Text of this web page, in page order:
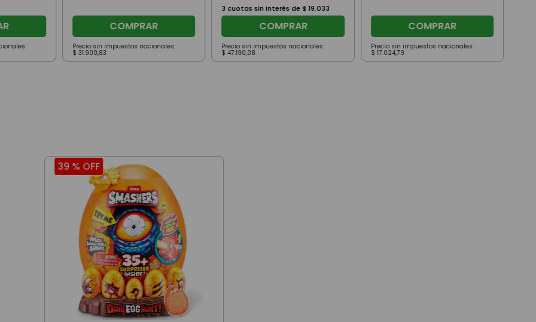
COMPRAR
Precio sin impuestos nacionales:
$ 31.900,83
3 cuotas sin interés de $ 19.033
COMPRAR
Precio sin impuestos nacionales:
$ 47.190,08
COMPRAR
Precio sin impuestos nacionales:
$ 17.024,79
39 %OFF